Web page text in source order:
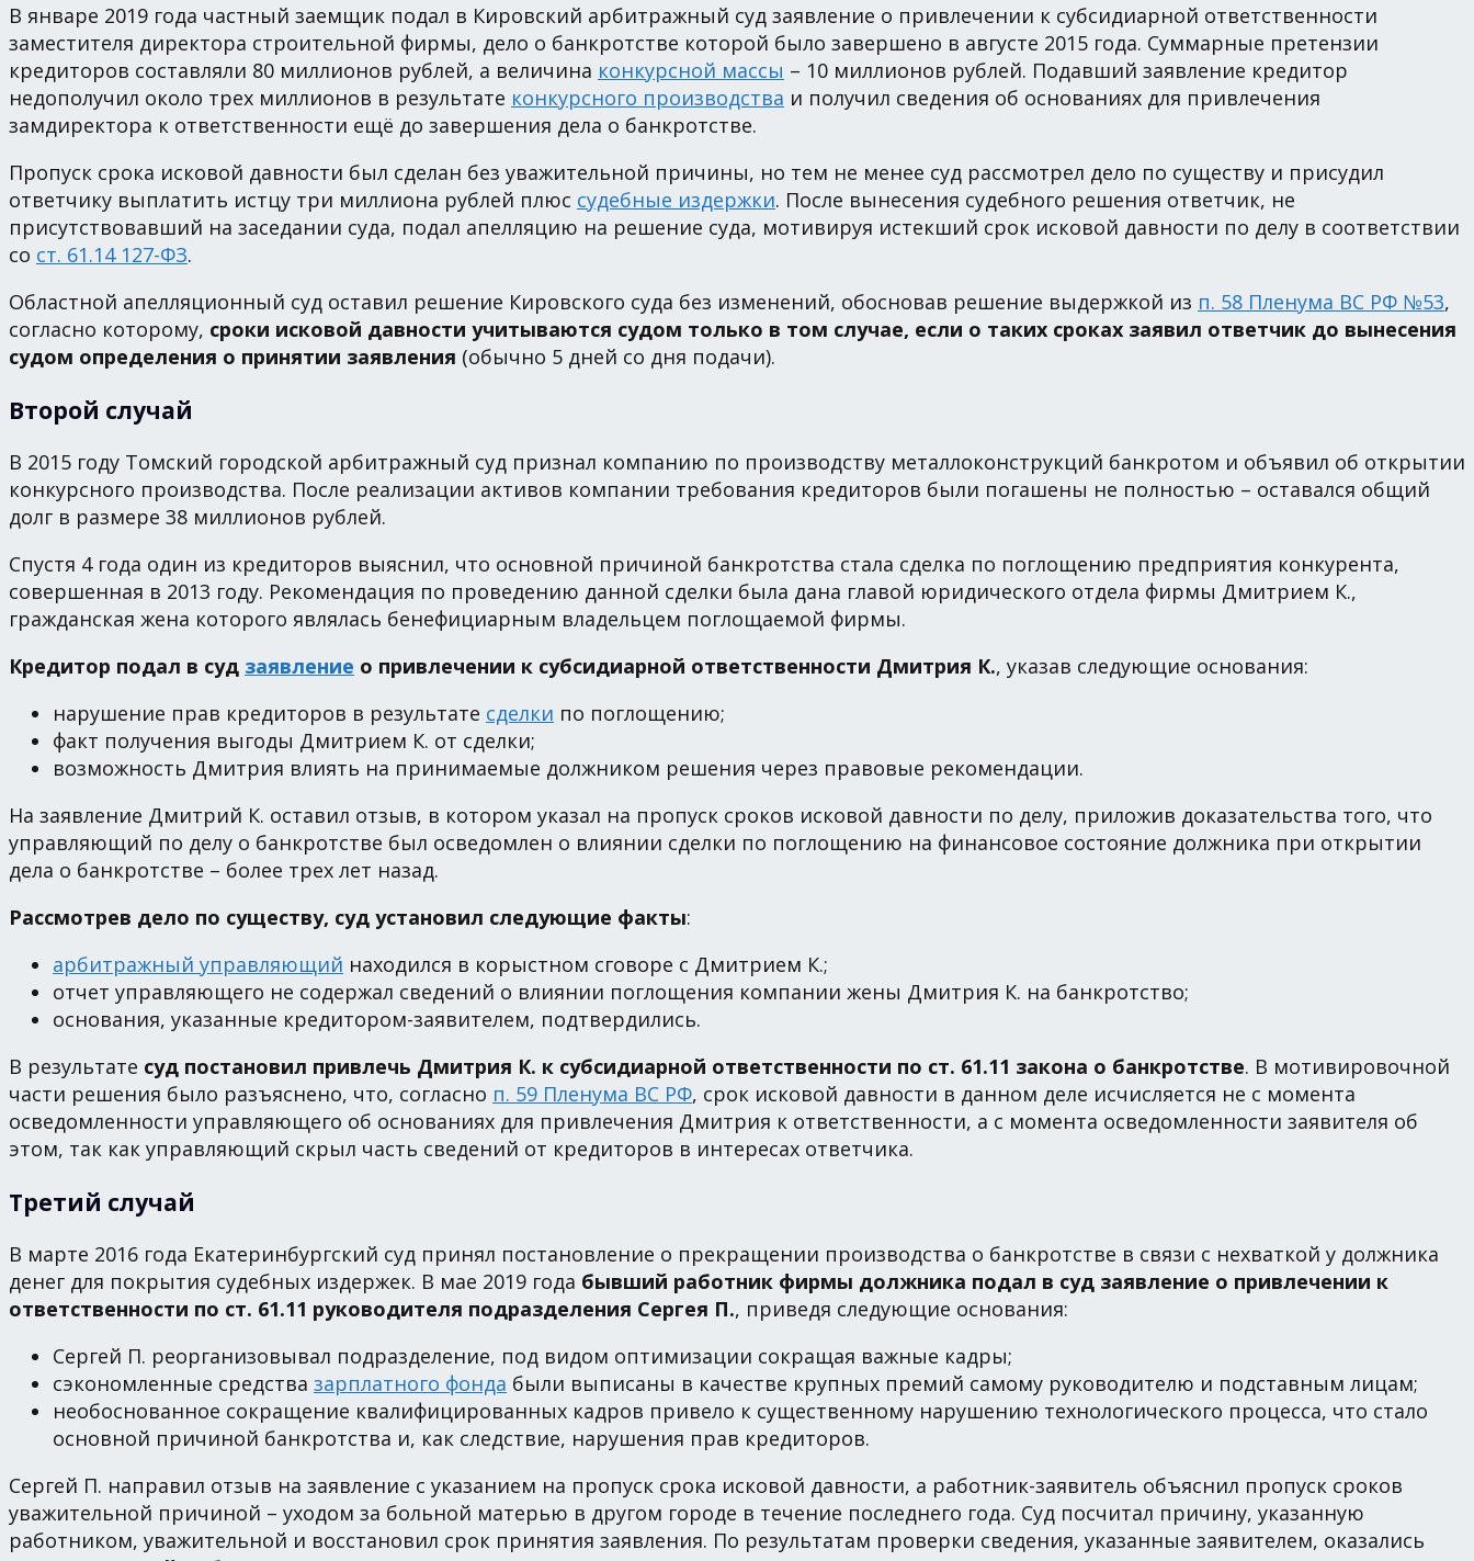
В январе 2019 года частный заемщик подал в Кировский арбитражный суд заявление о привлечении к субсидиарной ответственности
заместителя директора строительной фирмы, дело о банкротстве которой было завершено в августе 2015 года. Суммарные претензии
кредиторов составляли 80 миллионов рублей, а величина конкурсной массы – 10 миллионов рублей. Подавший заявление кредитор
недополучил около трех миллионов в результате конкурсного производства и получил сведения об основаниях для привлечения
замдиректора к ответственности ещё до завершения дела о банкротстве.
Пропуск срока исковой давности был сделан без уважительной причины, но тем не менее суд рассмотрел дело по существу и присудил
ответчику выплатить истцу три миллиона рублей плюс судебные издержки. После вынесения судебного решения ответчик, не
присутствовавший на заседании суда, подал апелляцию на решение суда, мотивируя истекший срок исковой давности по делу в соответствии
со ст. 61.14 127-ФЗ.
Областной апелляционный суд оставил решение Кировского суда без изменений, обосновав решение выдержкой из п. 58 Пленума ВС РФ №53,
согласно которому, сроки исковой давности учитываются судом только в том случае, если о таких сроках заявил ответчик до вынесения
судом определения о принятии заявления (обычно 5 дней со дня подачи).
Второй случай
В 2015 году Томский городской арбитражный суд признал компанию по производству металлоконструкций банкротом и объявил об открытии
конкурсного производства. После реализации активов компании требования кредиторов были погашены не полностью – оставался общий
долг в размере 38 миллионов рублей.
Спустя 4 года один из кредиторов выяснил, что основной причиной банкротства стала сделка по поглощению предприятия конкурента,
совершенная в 2013 году. Рекомендация по проведению данной сделки была дана главой юридического отдела фирмы Дмитрием К.,
гражданская жена которого являлась бенефициарным владельцем поглощаемой фирмы.
Кредитор подал в суд заявление о привлечении к субсидиарной ответственности Дмитрия К., указав следующие основания:
нарушение прав кредиторов в результате сделки по поглощению;
факт получения выгоды Дмитрием К. от сделки;
возможность Дмитрия влиять на принимаемые должником решения через правовые рекомендации.
На заявление Дмитрий К. оставил отзыв, в котором указал на пропуск сроков исковой давности по делу, приложив доказательства того, что
управляющий по делу о банкротстве был осведомлен о влиянии сделки по поглощению на финансовое состояние должника при открытии
дела о банкротстве – более трех лет назад.
Рассмотрев дело по существу, суд установил следующие факты:
арбитражный управляющий находился в корыстном сговоре с Дмитрием К.;
отчет управляющего не содержал сведений о влиянии поглощения компании жены Дмитрия К. на банкротство;
основания, указанные кредитором-заявителем, подтвердились.
В результате суд постановил привлечь Дмитрия К. к субсидиарной ответственности по ст. 61.11 закона о банкротстве. В мотивировочной
части решения было разъяснено, что, согласно п. 59 Пленума ВС РФ, срок исковой давности в данном деле исчисляется не с момента
осведомленности управляющего об основаниях для привлечения Дмитрия к ответственности, а с момента осведомленности заявителя об
этом, так как управляющий скрыл часть сведений от кредиторов в интересах ответчика.
Третий случай
В марте 2016 года Екатеринбургский суд принял постановление о прекращении производства о банкротстве в связи с нехваткой у должника
денег для покрытия судебных издержек. В мае 2019 года бывший работник фирмы должника подал в суд заявление о привлечении к
ответственности по ст. 61.11 руководителя подразделения Сергея П., приведя следующие основания:
Сергей П. реорганизовывал подразделение, под видом оптимизации сокращая важные кадры;
сэкономленные средства зарплатного фонда были выписаны в качестве крупных премий самому руководителю и подставным лицам;
необоснованное сокращение квалифицированных кадров привело к существенному нарушению технологического процесса, что стало
основной причиной банкротства и, как следствие, нарушения прав кредиторов.
Сергей П. направил отзыв на заявление с указанием на пропуск срока исковой давности, а работник-заявитель объяснил пропуск сроков
уважительной причиной – уходом за больной матерью в другом городе в течение последнего года. Суд посчитал причину, указанную
работником, уважительной и восстановил срок принятия заявления. По результатам проверки сведения, указанные заявителем, оказались